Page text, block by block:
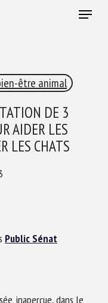
Menu
être animal
DE 3
AIDER LES
LES CHATS
Public Sénat
inaperçue, dans le
LE BIEN-ÊTRE